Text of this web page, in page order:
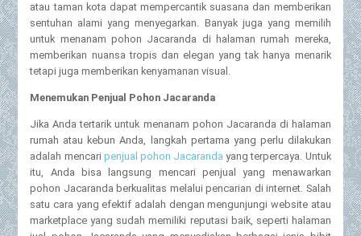
atau taman kota dapat mempercantik suasana dan memberikan
sentuhan alami yang menyegarkan. Banyak juga yang memilih
untuk menanam pohon Jacaranda di halaman rumah mereka,
memberikan nuansa tropis dan elegan yang tak hanya menarik
tetapi juga memberikan kenyamanan visual.
Menemukan Penjual Pohon Jacaranda
Jika Anda tertarik untuk menanam pohon Jacaranda di halaman
rumah atau kebun Anda, langkah pertama yang perlu dilakukan
adalah mencari penjual pohon Jacaranda yang terpercaya. Untuk
itu, Anda bisa langsung mencari penjual yang menawarkan
pohon Jacaranda berkualitas melalui pencarian di internet. Salah
satu cara yang efektif adalah dengan mengunjungi website atau
marketplace yang sudah memiliki reputasi baik, seperti halaman